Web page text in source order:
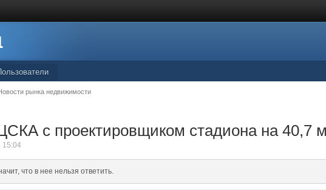
рынка недвижимости
с проектировщиком стадиона на 40,7
15:04
что в нее нельзя ответить.